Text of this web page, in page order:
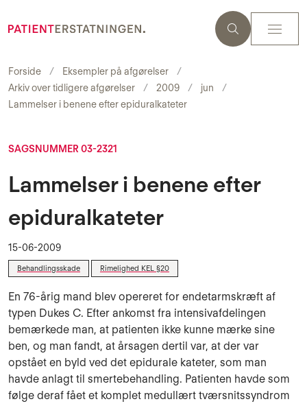
Forside
Eksempler på afgørelser
Arkiv over tidligere afgørelser
2009
jun
Lammelser i benene efter epiduralkateter
SAGSNUMMER 03-2321
Lammelser i benene efter
epiduralkateter
15-06-2009
Behandlingsskade Rimelighed KEL §20
En 76-årig mand blev opereret for endetarmskræft af
typen Dukes C. Efter ankomst fra intensivafdelingen
bemærkede man, at patienten ikke kunne mærke sine
ben, og man fandt, at årsagen dertil var, at der var
opstået en byld ved det epidurale kateter, som man
havde anlagt til smertebehandling. Patienten havde som
følge deraf fået et komplet medullært tværsnitssyndrom